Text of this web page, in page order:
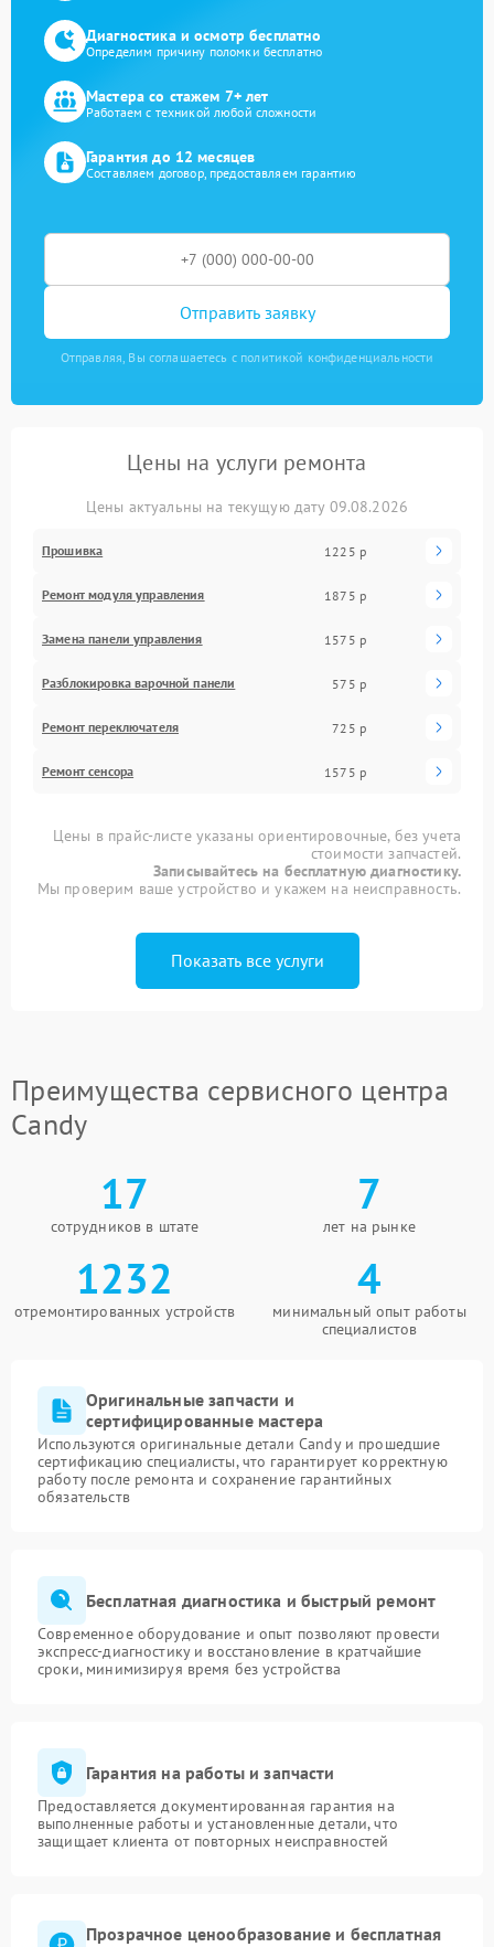
Диагностика и осмотр бесплатно
Определим причину поломки бесплатно
Мастера со стажем 7+ лет
Работаем с техникой любой сложности
Гарантия до 12 месяцев
Составляем договор, предоставляем гарантию
Отправить заявку
Отправляя, Вы соглашаетесь с политикой конфиденциальности
Цены на услуги ремонта
Цены актуальны на текущую дату 09.08.2026
Прошивка 1225 р
Ремонт модуля управления 1875 р
Замена панели управления 1575 р
Разблокировка варочной панели 575 р
Ремонт переключателя 725 р
Ремонт сенсора 1575 р
Цены в прайс-листе указаны ориентировочные, без учета
стоимости запчастей.
Записывайтесь на бесплатную диагностику.
Мы проверим ваше устройство и укажем на неисправность.
Показать все услуги
Преимущества сервисного центра
Candy
17
сотрудников в штате
7
лет на рынке
1232
отремонтированных устройств
4
минимальный опыт работы
специалистов
Оригинальные запчасти и
сертифицированные мастера
Используются оригинальные детали Candy и прошедшие
сертификацию специалисты, что гарантирует корректную
работу после ремонта и сохранение гарантийных
обязательств
Бесплатная диагностика и быстрый ремонт
Современное оборудование и опыт позволяют провести
экспресс-диагностику и восстановление в кратчайшие
сроки, минимизируя время без устройства
Гарантия на работы и запчасти
Предоставляется документированная гарантия на
выполненные работы и установленные детали, что
защищает клиента от повторных неисправностей
Прозрачное ценообразование и бесплатная